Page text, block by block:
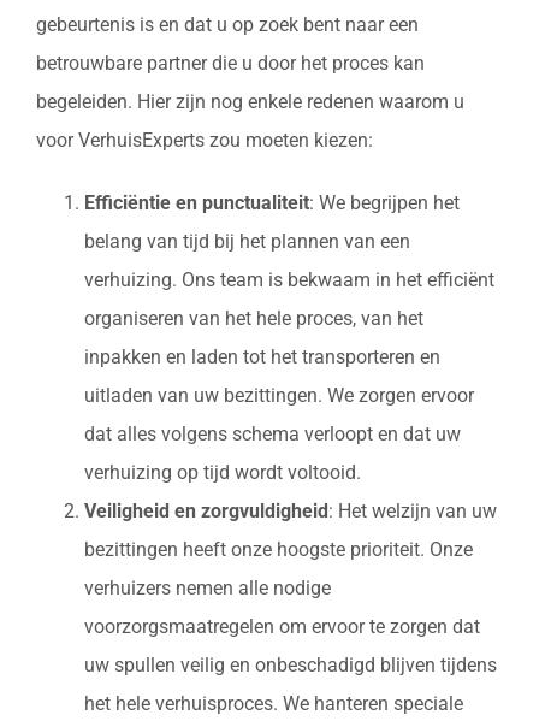
gebeurtenis is en dat u op zoek bent naar een
betrouwbare partner die u door het proces kan
begeleiden. Hier zijn nog enkele redenen waarom u
voor VerhuisExperts zou moeten kiezen:
Efficiëntie en punctualiteit: We begrijpen het
belang van tijd bij het plannen van een
verhuizing. Ons team is bekwaam in het efficiënt
organiseren van het hele proces, van het
inpakken en laden tot het transporteren en
uitladen van uw bezittingen. We zorgen ervoor
dat alles volgens schema verloopt en dat uw
verhuizing op tijd wordt voltooid.
Veiligheid en zorgvuldigheid : Het welzijn van uw
bezittingen heeft onze hoogste prioriteit. Onze
verhuizers nemen alle nodige
voorzorgsmaatregelen om ervoor te zorgen dat
uw spullen veilig en onbeschadigd blijven tijdens
het hele verhuisproces. We hanteren speciale